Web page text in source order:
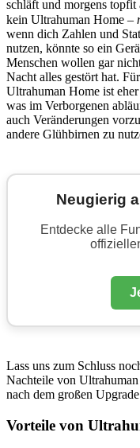
schläft und morgens
kein Ultrahuman Home –
wenn dich Zahlen und
nutzen, könnte so ein
Menschen wollen gar
Nacht alles gestört hat.
Ultrahuman Home ist
was im Verborgenen
auch Veränderungen
andere Glühbirnen zu
Neugierig
Entdecke alle
Lass uns zum Schluss
Nachteile von
nach dem großen
Vorteile von